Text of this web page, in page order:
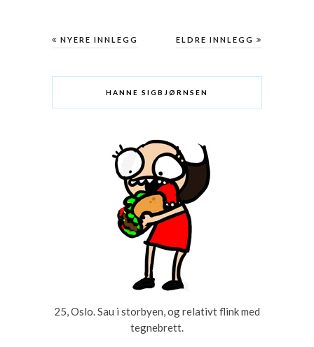
ELDRE INNLEGG
NYERE INNLEGG
HANNE SIGBJØRNSEN
25, Oslo. Sau i storbyen, og relativt flink med
tegnebrett.